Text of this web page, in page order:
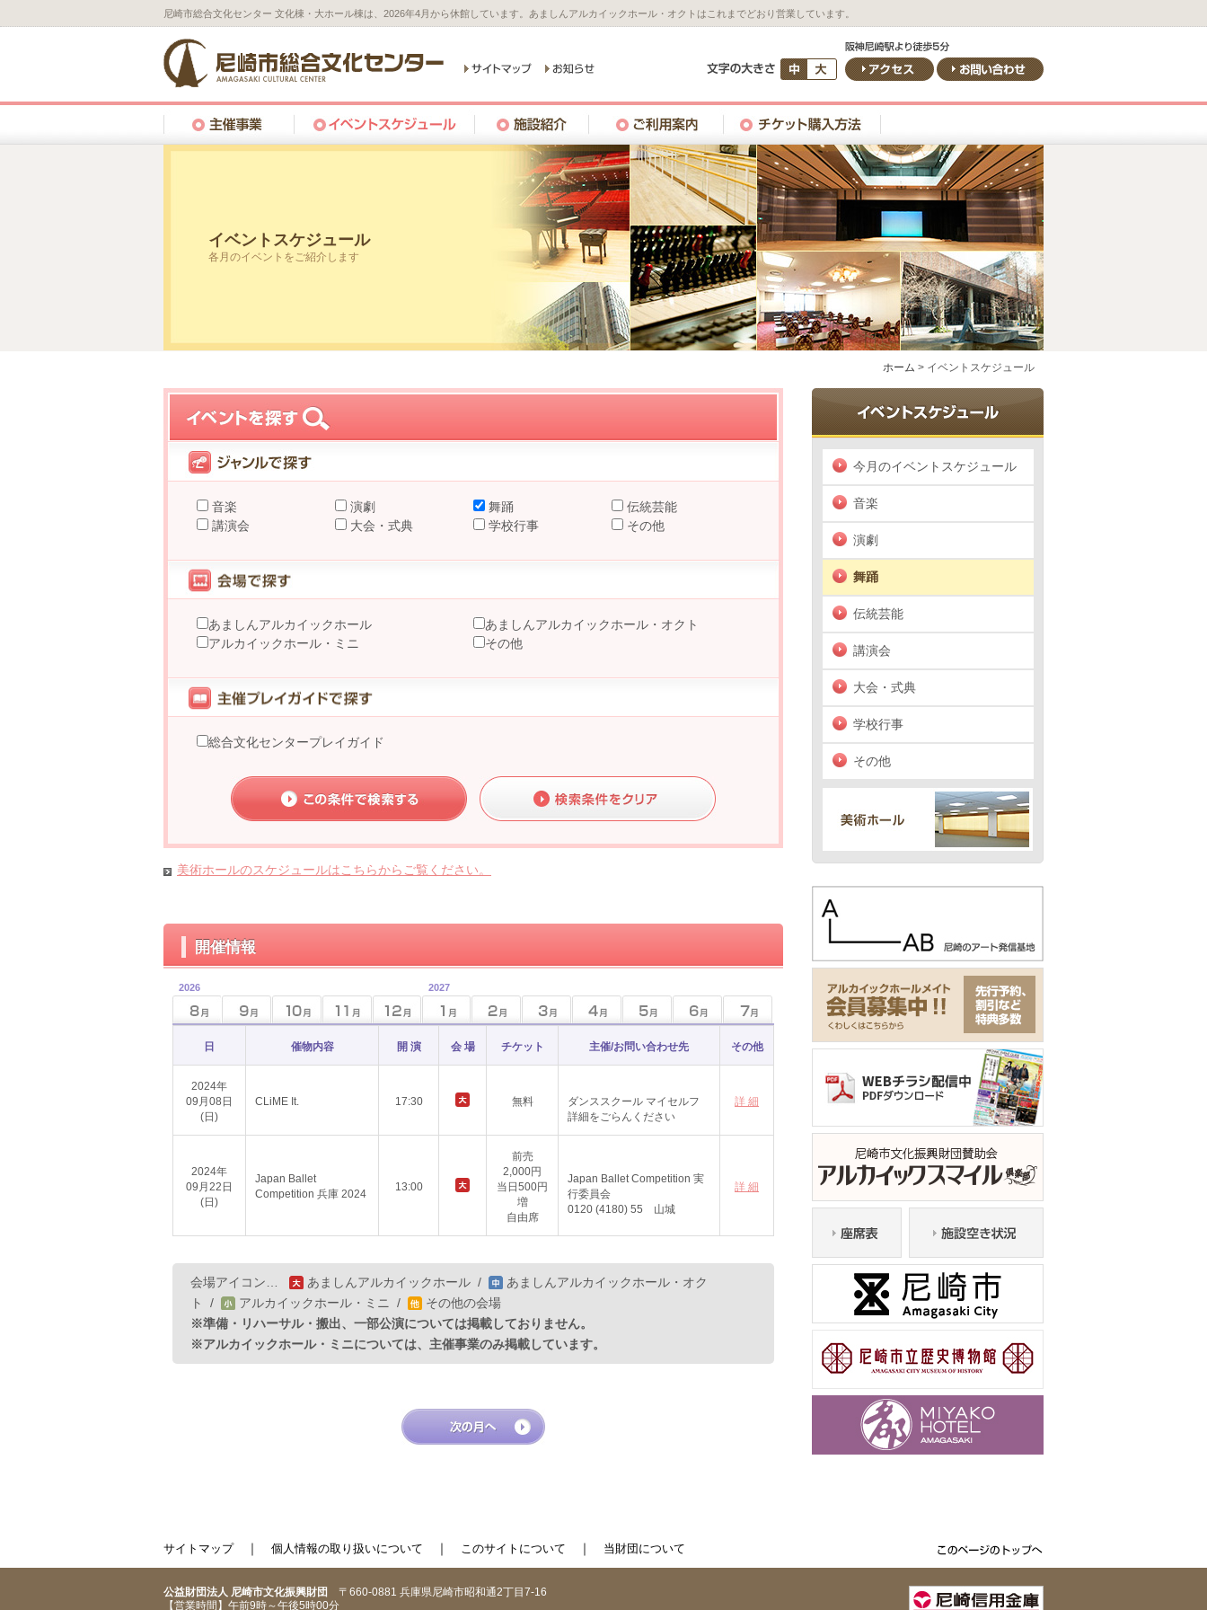
尼崎市総合文化センター 文化棟・大ホール棟は、2026年4月から休館しています。あましんアルカイックホール・オクトはこれまでどおり営業しています。
イベントスケジュール
各月のイベントをご紹介します
ホーム > イベントスケジュール
音楽 演劇 舞踊
伝統芸能
講演会
大会・式典 学校行事 その他
あましんアルカイックホール
あましんアルカイックホール・オクト
アルカイックホール・ミニ
その他
総合文化センタープレイガイド
美術ホールのスケジュールはこちらからご覧ください。
開催情報
2026 2027
日 催物内容 開 演 会 場 チケット 主催/お問い合わせ先 その他
2024年
09月08日
(日)
CLiME It. 17:30 無料
ダンススクール マイセルフ
詳細をごらんください
詳 細
2024年
09月22日
(日)
Japan Ballet
Competition 兵庫 2024
13:00
前売
2,000円
当日500円
増
自由席
Japan Ballet Competition 実
行委員会
0120 (4180) 55 山城
詳 細
会場アイコン… あましんアルカイックホール /
あましんアルカイックホール・オク
ト
/ アルカイックホール・ミニ /
その他の会場
※準備・リハーサル・搬出、一部公演については掲載しておりません。
※アルカイックホール・ミニについては、主催事業のみ掲載しています。
今月のイベントスケジュール
音楽
演劇
舞踊
伝統芸能
講演会
大会・式典
学校行事
その他
サイトマップ｜ 個人情報の取り扱いについて ｜ このサイトについて ｜ 当財団について
公益財団法人 尼崎市文化振興財団 〒660-0881 兵庫県尼崎市昭和通2丁目7-16
【営業時間】午前9時～午後5時00分